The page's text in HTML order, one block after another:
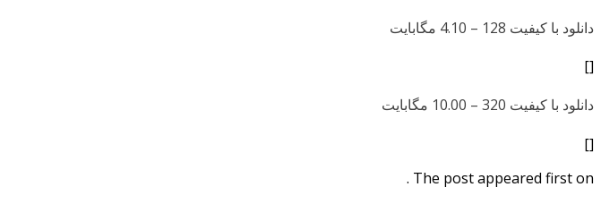
دانلود با کیفیت 128 –
4.10 مگابایت
[]
دانلود با کیفیت 320 –
10.00 مگابایت
[]
The post appeared first on .